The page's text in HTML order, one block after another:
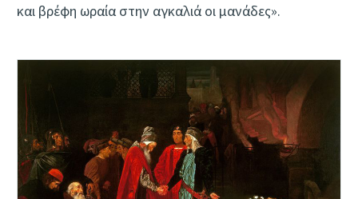
και βρέφη ωραία στην αγκαλιά οι μανάδες».